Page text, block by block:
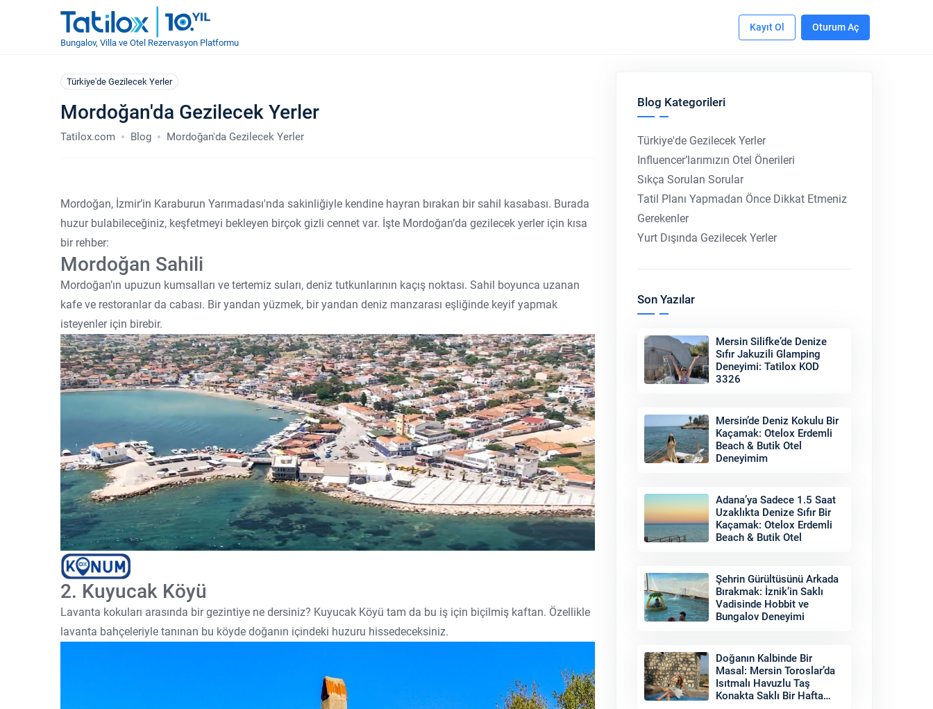
Bungalov, Villa ve Otel Rezervasyon Platformu
Kayıt Ol Oturum Aç
Türkiye'de Gezilecek Yerler
Mordoğan'da Gezilecek Yerler
Tatilox.com Blog Mordoğan'da Gezilecek Yerler
Mordoğan, İzmir’in Karaburun Yarımadası'nda sakinliğiyle kendine hayran bırakan bir sahil kasabası. Burada
huzur bulabileceğiniz, keşfetmeyi bekleyen birçok gizli cennet var. İşte Mordoğan’da gezilecek yerler için kısa
bir rehber:
Mordoğan Sahili
Mordoğan’ın upuzun kumsalları ve tertemiz suları, deniz tutkunlarının kaçış noktası. Sahil boyunca uzanan
kafe ve restoranlar da cabası. Bir yandan yüzmek, bir yandan deniz manzarası eşliğinde keyif yapmak
isteyenler için birebir.
2. Kuyucak Köyü
Lavanta kokuları arasında bir gezintiye ne dersiniz? Kuyucak Köyü tam da bu iş için biçilmiş kaftan. Özellikle
lavanta bahçeleriyle tanınan bu köyde doğanın içindeki huzuru hissedeceksiniz.
Blog Kategorileri
Türkiye'de Gezilecek Yerler
Influencer’larımızın Otel Önerileri
Sıkça Sorulan Sorular
Tatil Planı Yapmadan Önce Dikkat Etmeniz
Gerekenler
Yurt Dışında Gezilecek Yerler
Son Yazılar
Mersin Silifke’de Denize
Sıfır Jakuzili Glamping
Deneyimi: Tatilox KOD
3326
Mersin’de Deniz Kokulu Bir
Kaçamak: Otelox Erdemli
Beach & Butik Otel
Deneyimim
Adana’ya Sadece 1.5 Saat
Uzaklıkta Denize Sıfır Bir
Kaçamak: Otelox Erdemli
Beach & Butik Otel
Şehrin Gürültüsünü Arkada
Bırakmak: İznik’in Saklı
Vadisinde Hobbit ve
Bungalov Deneyimi
Doğanın Kalbinde Bir
Masal: Mersin Toroslar’da
Isıtmalı Havuzlu Taş
Konakta Saklı Bir Hafta